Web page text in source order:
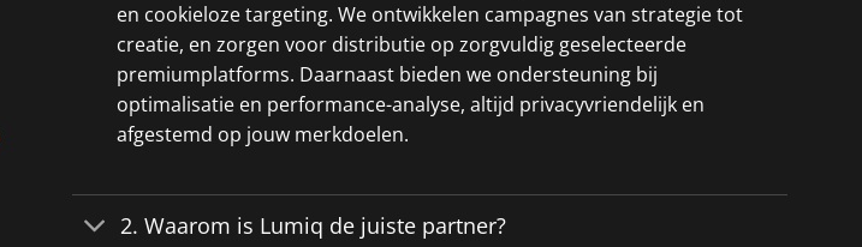
en cookieloze targeting. We ontwikkelen campagnes van strategie tot
creatie, en zorgen voor distributie op zorgvuldig geselecteerde
premiumplatforms. Daarnaast bieden we ondersteuning bij
optimalisatie en performance-analyse, altijd privacyvriendelijk en
afgestemd op jouw merkdoelen.
2. Waarom is Lumiq de juiste partner?